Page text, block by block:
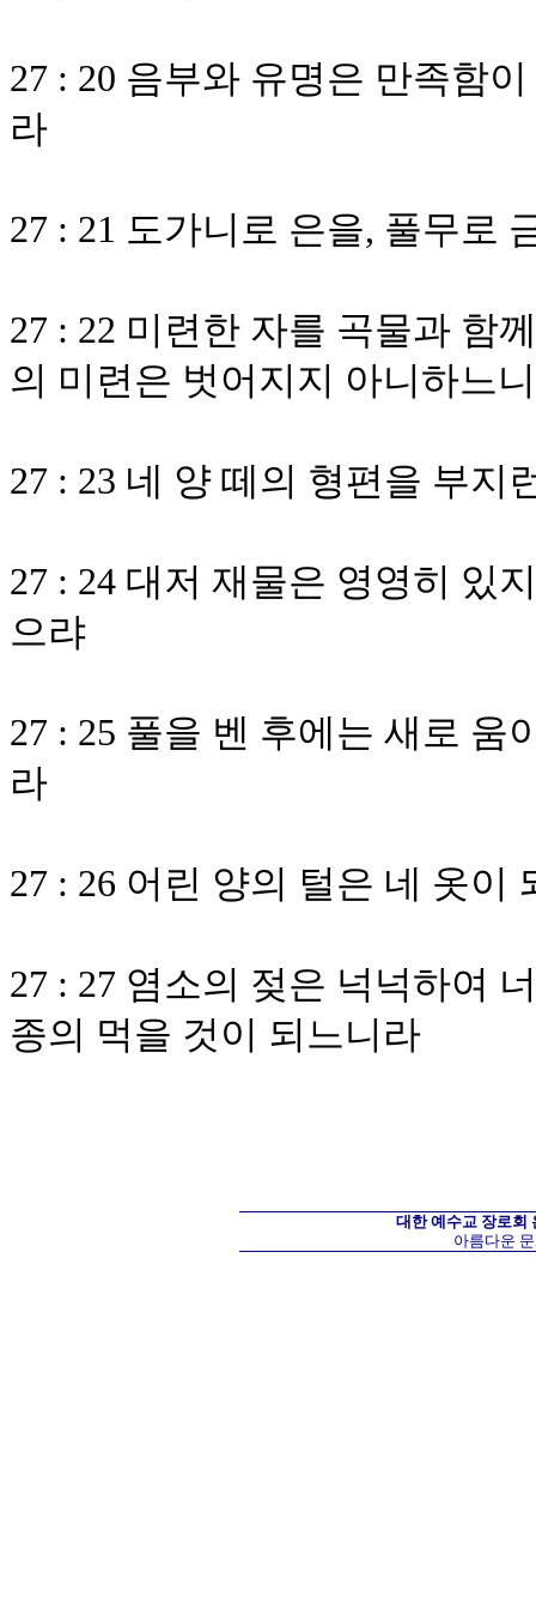
27 : 20 음부와 유명은 만족함
라
27 : 21 도가니로 은을, 풀무로
27 : 22 미련한 자를 곡물과 함
의 미련은 벗어지지 아니하느
27 : 23 네 양 떼의 형편을 부지
27 : 24 대저 재물은 영영히 있
으랴
27 : 25 풀을 벤 후에는 새로 움
라
27 : 26 어린 양의 털은 네 옷이
27 : 27 염소의 젖은 넉넉하여
종의 먹을 것이 되느니라
대한 예수교 장로회
아름다운